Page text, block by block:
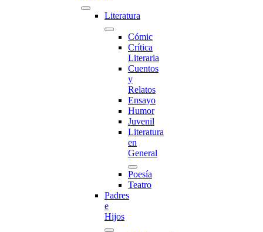
Literatura
Cómic
Crítica
Literaria
Cuentos
y
Relatos
Ensayo
Humor
Juvenil
Literatura
en
General
Poesía
Teatro
Padres
e
Hijos